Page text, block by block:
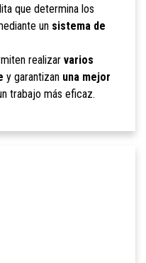
que determina los
un sistema de
realizar varios
y garantizan una mejor
trabajo más eficaz.